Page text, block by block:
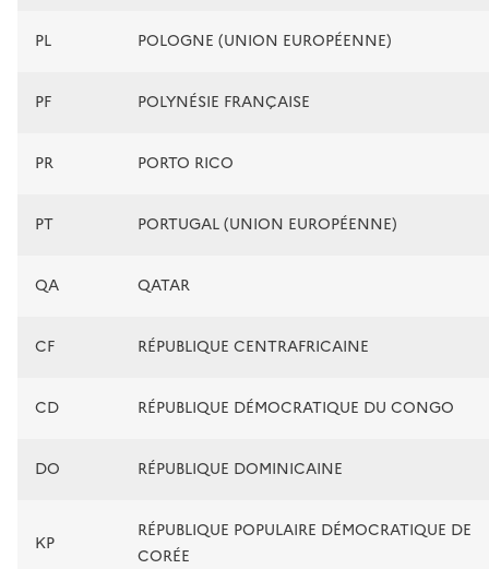
PL POLOGNE (UNION EUROPÉENNE)
PF POLYNÉSIE FRANÇAISE
PR PORTO RICO
PT PORTUGAL (UNION EUROPÉENNE)
QA QATAR
CF RÉPUBLIQUE CENTRAFRICAINE
CD RÉPUBLIQUE DÉMOCRATIQUE DU CONGO
DO RÉPUBLIQUE DOMINICAINE
KP
RÉPUBLIQUE POPULAIRE DÉMOCRATIQUE DE
CORÉE